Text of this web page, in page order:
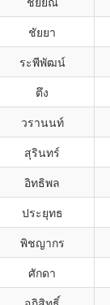
ชัยยา
ระพีพัฒน์
ตึง
วรานนท์
สุรินทร์
อิทธิพล
ประยุทธ
พิชญากร
ศักดา